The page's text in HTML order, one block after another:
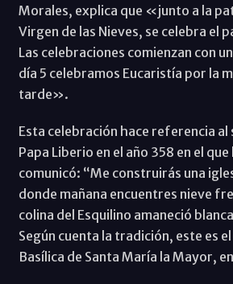
Morales, explica que «junto a la
Virgen de las Nieves, se celebra el
Las celebraciones comienzan con
día 5 celebramos Eucaristía por la
tarde».
Esta celebración hace referencia al
Papa Liberio en el año 358 en el
comunicó: “Me construirás una
donde mañana encuentres nieve
colina del Esquilino amaneció
Según cuenta la tradición, este es
Basílica de Santa María la Mayor,